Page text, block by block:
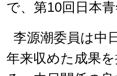
で、第10回日本
李源潮委員は中
年来収めた成果